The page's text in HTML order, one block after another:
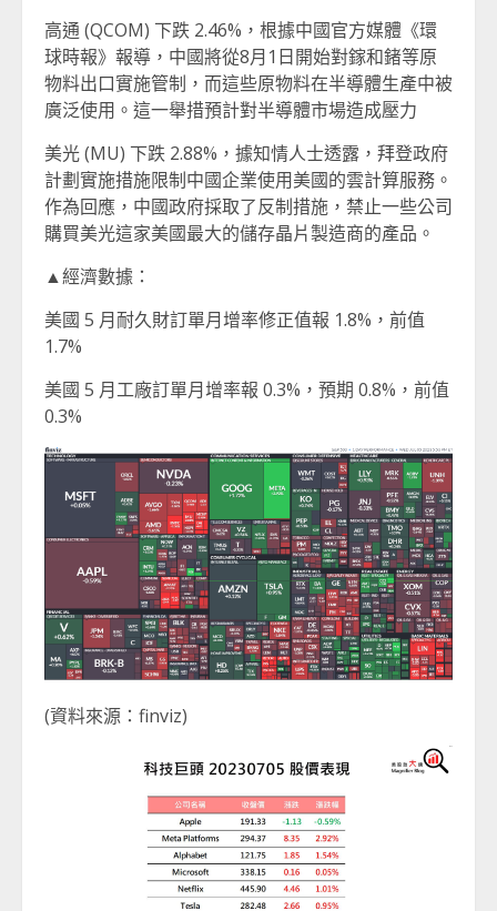
高通 (QCOM) 下跌 2.46%，根據中國官方媒體《環
球時報》報導，中國將從8月1日開始對鎵和鍺等原
物料出口實施管制，而這些原物料在半導體生產中被
廣泛使用。這一舉措預計對半導體市場造成壓力
美光 (MU) 下跌 2.88%，據知情人士透露，拜登政府
計劃實施措施限制中國企業使用美國的雲計算服務。
作為回應，中國政府採取了反制措施，禁止一些公司
購買美光這家美國最大的儲存晶片製造商的產品。
▲經濟數據：
美國 5 月耐久財訂單月增率修正值報 1.8%，前值
1.7%
美國 5 月工廠訂單月增率報 0.3%，預期 0.8%，前值
0.3%
(資料來源：finviz)